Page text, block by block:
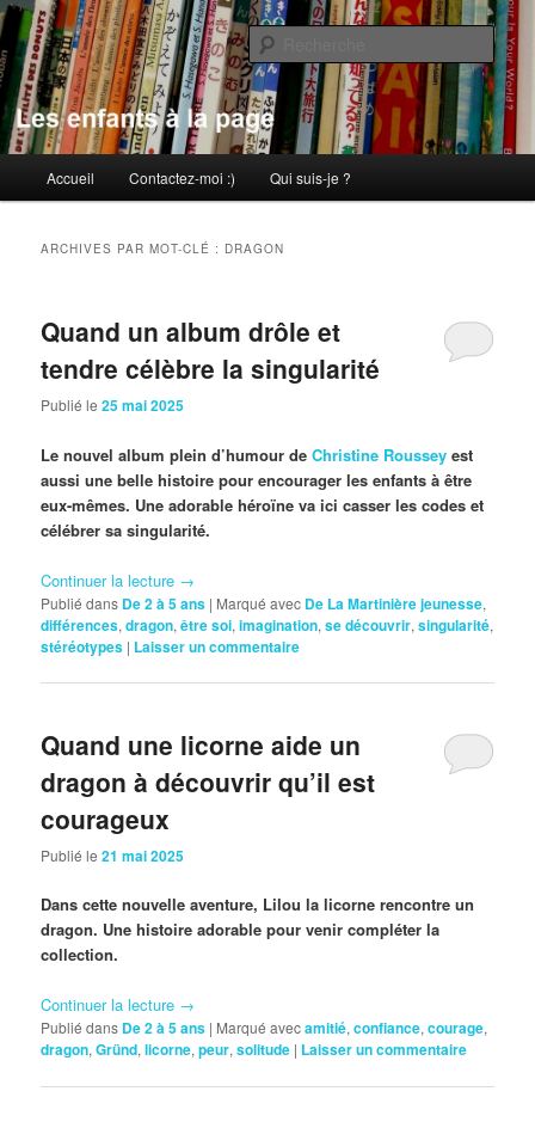
Aller
au
contenu
principal
Aller
au
contenu
secondaireLes enfants à la page
principal
Accueil Contactez-moi :) Qui suis-je ?
ARCHIVES PAR MOT-CLÉ : DRAGON
Quand un album drôle et
tendre célèbre la singularité
Publié le25 mai 2025
Le nouvel album plein d’humour deChristine Roussey est
aussi une belle histoire pour encourager les enfants à être
eux-mêmes. Une adorable héroïne va ici casser les codes et
célébrer sa singularité.
Continuer la lecture →
Publié dans De 2 à 5 ans | Marqué avec De La Martinière jeunesse,
différences,dragon,être soi,imagination,se découvrir,singularité,
stéréotypes | Laisser un commentaire
Quand une licorne aide un
dragon à découvrir qu’il est
courageux
Publié le21 mai 2025
Dans cette nouvelle aventure, Lilou la licorne rencontre un
dragon. Une histoire adorable pour venir compléter la
collection.
Continuer la lecture →
Publié dans De 2 à 5 ans | Marqué avecamitié,confiance,courage,
dragon,Gründ,licorne,peur,solitude | Laisser un commentaire